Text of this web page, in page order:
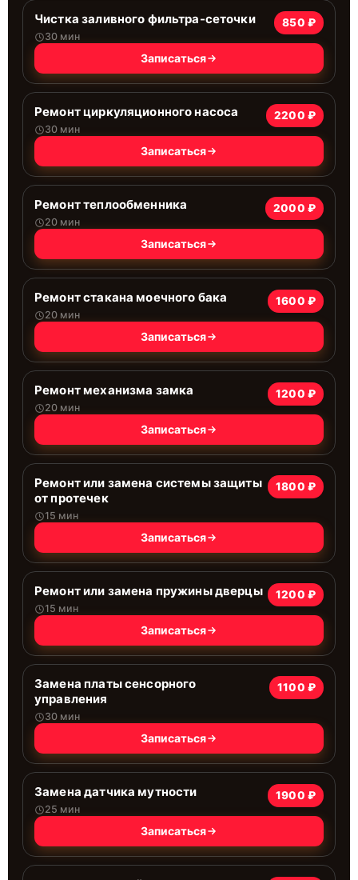
Чистка заливного фильтра-сеточки
30 мин
850 ₽
Записаться
Ремонт циркуляционного насоса
30 мин
2200 ₽
Записаться
Ремонт теплообменника
20 мин
2000 ₽
Записаться
Ремонт стакана моечного бака
20 мин
1600 ₽
Записаться
Ремонт механизма замка
20 мин
1200 ₽
Записаться
Ремонт или замена системы защиты
от протечек
15 мин
1800 ₽
Записаться
Ремонт или замена пружины дверцы
15 мин
1200 ₽
Записаться
Замена платы сенсорного
управления
30 мин
1100 ₽
Записаться
Замена датчика мутности
25 мин
1900 ₽
Записаться